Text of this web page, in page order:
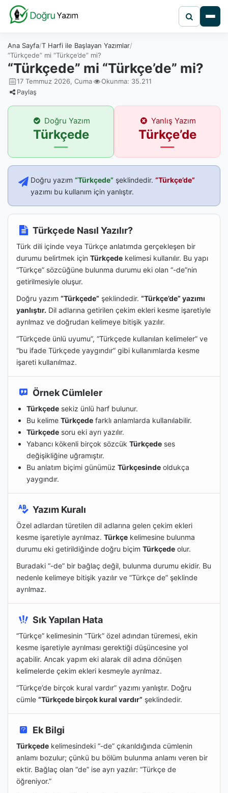
Ana Sayfa T Harfi ile Başlayan Yazımlar
“Türkçede” mi “Türkçe’de” mi?
“Türkçede” mi “Türkçe’de” mi?
17 Temmuz 2026, Cuma
Okunma: 35.211
Paylaş
Doğru Yazım
Türkçede
Yanlış Yazım
Türkçe’de
Doğru yazım “Türkçede” şeklindedir. “Türkçe’de”
yazımı bu kullanım için yanlıştır.
Türkçede Nasıl Yazılır?
Türk dili içinde veya Türkçe anlatımda gerçekleşen bir
durumu belirtmek için Türkçede kelimesi kullanılır. Bu yapı
“Türkçe” sözcüğüne bulunma durumu eki olan “-de”nin
getirilmesiyle oluşur.
Doğru yazım “Türkçede” şeklindedir. “Türkçe’de” yazımı
yanlıştır. Dil adlarına getirilen çekim ekleri kesme işaretiyle
ayrılmaz ve doğrudan kelimeye bitişik yazılır.
“Türkçede ünlü uyumu”, “Türkçede kullanılan kelimeler” ve
“bu ifade Türkçede yaygındır” gibi kullanımlarda kesme
işareti kullanılmaz.
Örnek Cümleler
Türkçede sekiz ünlü harf bulunur.
Bu kelime Türkçede farklı anlamlarda kullanılabilir.
Türkçede soru eki ayrı yazılır.
Yabancı kökenli birçok sözcük Türkçede ses
değişikliğine uğramıştır.
Bu anlatım biçimi günümüz Türkçesinde oldukça
yaygındır.
Yazım Kuralı
Özel adlardan türetilen dil adlarına gelen çekim ekleri
kesme işaretiyle ayrılmaz. Türkçe kelimesine bulunma
durumu eki getirildiğinde doğru biçim Türkçede olur.
Buradaki “-de” bir bağlaç değil, bulunma durumu ekidir. Bu
nedenle kelimeye bitişik yazılır ve “Türkçe de” şeklinde
ayrılmaz.
Sık Yapılan Hata
“Türkçe” kelimesinin “Türk” özel adından türemesi, ekin
kesme işaretiyle ayrılması gerektiği düşüncesine yol
açabilir. Ancak yapım eki alarak dil adına dönüşen
kelimelerde çekim ekleri kesmeyle ayrılmaz.
“Türkçe’de birçok kural vardır” yazımı yanlıştır. Doğru
cümle “Türkçede birçok kural vardır” şeklindedir.
Ek Bilgi
Türkçede kelimesindeki “-de” çıkarıldığında cümlenin
anlamı bozulur; çünkü bu bölüm bulunma anlamı veren bir
ektir. Bağlaç olan “de” ise ayrı yazılır: “Türkçe de
öğreniyor.”